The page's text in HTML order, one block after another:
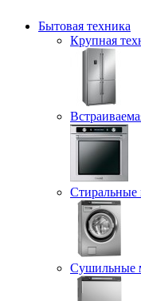
Бытовая техника
Крупная
Сушильные